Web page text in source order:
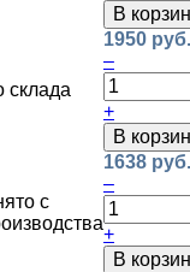
В
склада
1950 руб.
–
+
В
с
1638 руб.
–
+
В